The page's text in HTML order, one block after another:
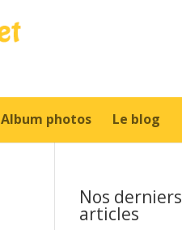
Album photos Le blog
Nos derniers
articles